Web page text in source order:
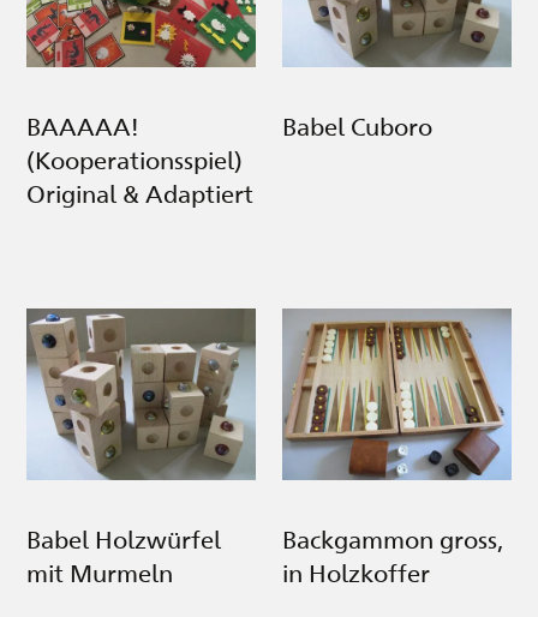
BAAAAA!
(Kooperationsspiel)
Original & Adaptiert
Babel Cuboro
Babel Holzwürfel
mit Murmeln
Backgammon gross,
in Holzkoffer